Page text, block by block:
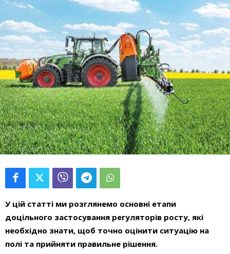
У цій статті ми розглянемо основні етапи
доцільного застосування регуляторів росту, які
необхідно знати, щоб точно оцінити ситуацію на
полі та прийняти правильне рішення.